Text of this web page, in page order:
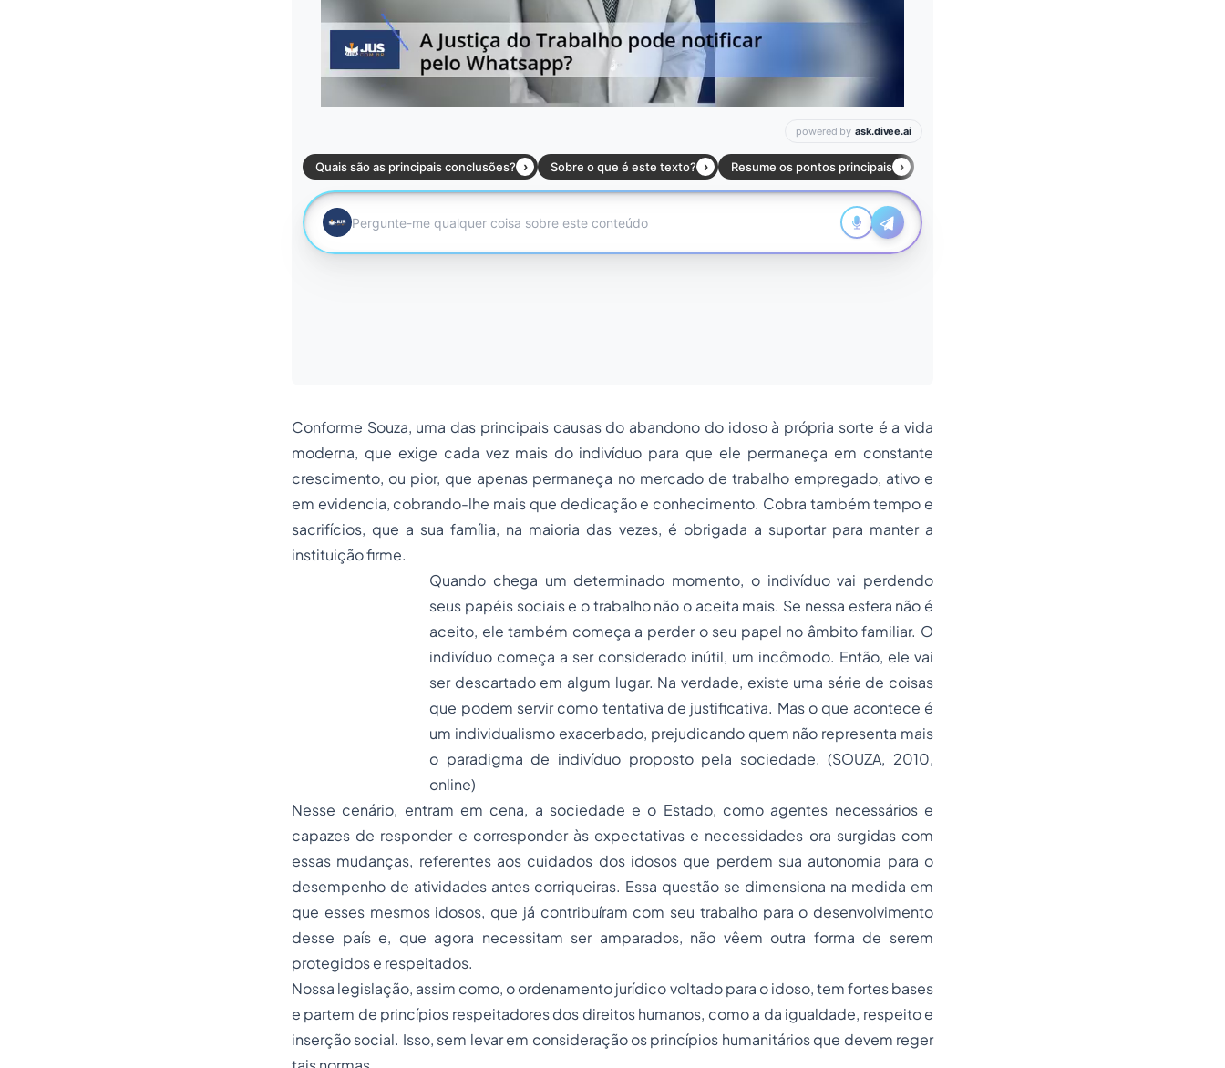
Conforme Souza, uma das principais causas do abandono do idoso à própria sorte é a vida
moderna, que exige cada vez mais do indivíduo para que ele permaneça em constante
crescimento, ou pior, que apenas permaneça no mercado de trabalho empregado, ativo e
em evidencia, cobrando-lhe mais que dedicação e conhecimento. Cobra também tempo e
sacrifícios, que a sua família, na maioria das vezes, é obrigada a suportar para manter a
instituição firme.
Quando chega um determinado momento, o indivíduo vai perdendo
seus papéis sociais e o trabalho não o aceita mais. Se nessa esfera não é
aceito, ele também começa a perder o seu papel no âmbito familiar. O
indivíduo começa a ser considerado inútil, um incômodo. Então, ele vai
ser descartado em algum lugar. Na verdade, existe uma série de coisas
que podem servir como tentativa de justificativa. Mas o que acontece é
um individualismo exacerbado, prejudicando quem não representa mais
o paradigma de indivíduo proposto pela sociedade. (SOUZA, 2010,
online)
Nesse cenário, entram em cena, a sociedade e o Estado, como agentes necessários e
capazes de responder e corresponder às expectativas e necessidades ora surgidas com
essas mudanças, referentes aos cuidados dos idosos que perdem sua autonomia para o
desempenho de atividades antes corriqueiras. Essa questão se dimensiona na medida em
que esses mesmos idosos, que já contribuíram com seu trabalho para o desenvolvimento
desse país e, que agora necessitam ser amparados, não vêem outra forma de serem
protegidos e respeitados.
Nossa legislação, assim como, o ordenamento jurídico voltado para o idoso, tem fortes bases
e partem de princípios respeitadores dos direitos humanos, como a da igualdade, respeito e
inserção social. Isso, sem levar em consideração os princípios humanitários que devem reger